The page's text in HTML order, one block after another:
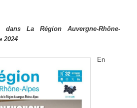
La Région Auvergne-Rhône-
2024
En